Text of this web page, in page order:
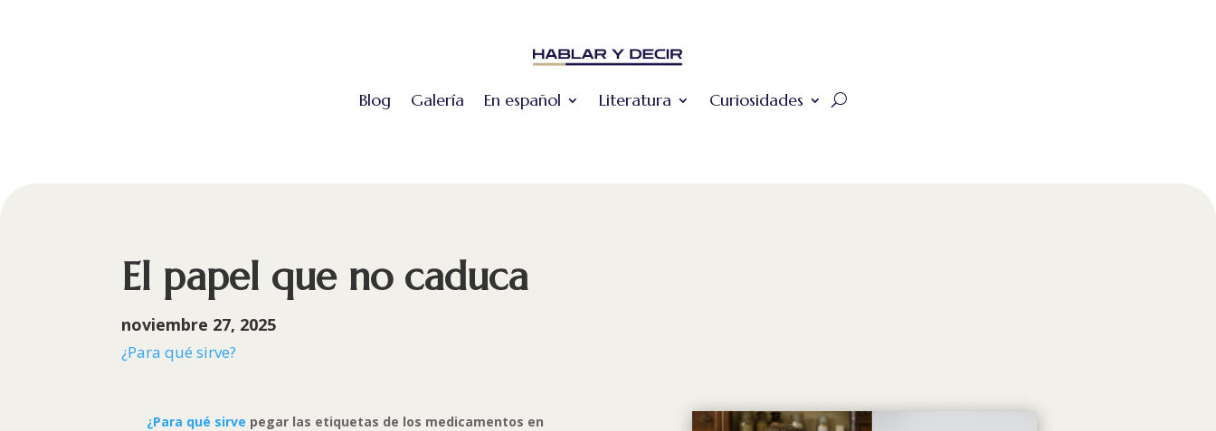
Blog Galería En español Literatura Curiosidades
El papel que no caduca
noviembre 27, 2025
¿Para qué sirve?
¿Para qué sirve pegar las etiquetas de los medicamentos en